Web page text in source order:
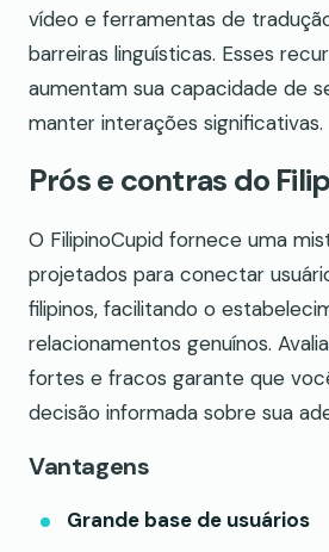
vídeo e ferramentas de
barreiras linguísticas. Esses
aumentam sua capacidade de
manter interações significativas.
Prós e contras do
O FilipinoCupid fornece uma
projetados para conectar
filipinos, facilitando o
relacionamentos genuínos.
fortes e fracos garante que
decisão informada sobre sua
Vantagens
Grande base de usuários